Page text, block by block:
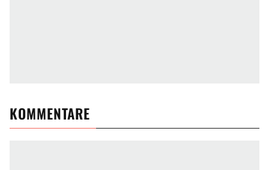
KOMMENTARE